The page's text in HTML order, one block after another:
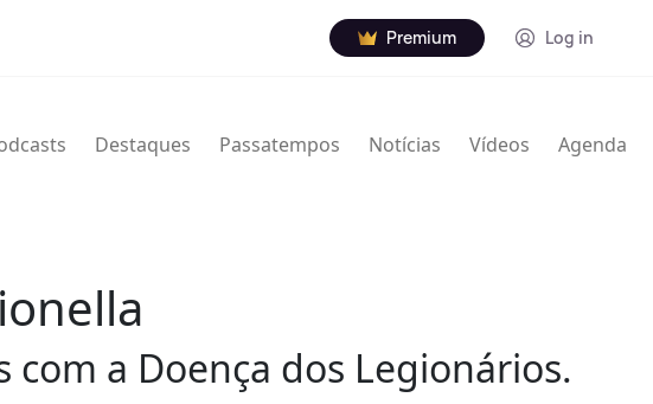
Premium Log in
Destaques Passatempos Notícias Vídeos Agenda
a Doença dos Legionários.